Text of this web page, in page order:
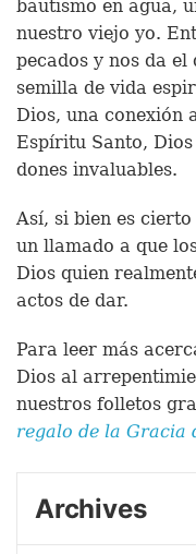
bautismo en agua,
nuestro viejo yo.
pecados y nos da
semilla de vida
Dios, una conexión
Espíritu Santo,
dones invaluables.
Así, si bien es cierto
un llamado a que
Dios quien
actos de dar.
Para leer más
Dios al
nuestros folletos
regalo de la Gracia
Archives